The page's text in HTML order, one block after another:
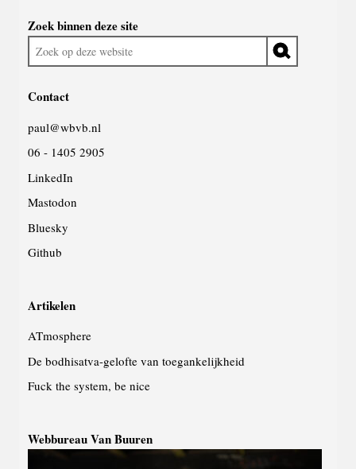
algemeen
Zoek binnen deze site
Zoek
op
website
Contact
paul@wbvb.nl
06 - 1405 2905
LinkedIn
Mastodon
Bluesky
Github
Artikelen
ATmosphere
De bodhisatva-gelofte van toegankelijkheid
Fuck the system, be nice
Webbureau Van Buuren